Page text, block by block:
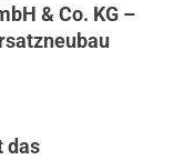
& Co. KG –
das